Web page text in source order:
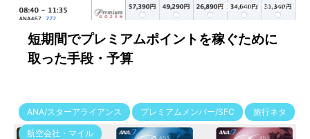
2017/10/22
短期間でプレミアムポイントを稼ぐために
取った手段・予算
ANA/スターアライアンス プレミアムメンバー/SFC 旅行ネタ
航空会社・マイル